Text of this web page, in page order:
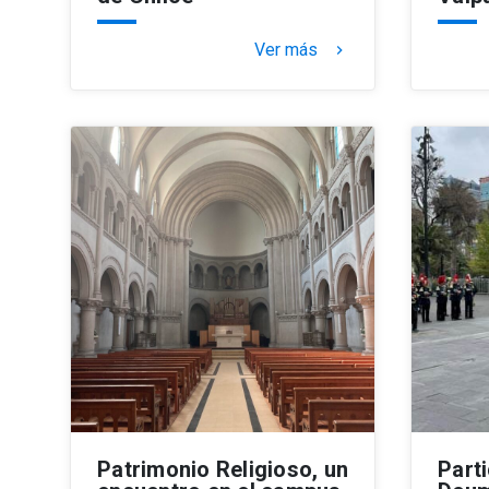
Ver más keyboard_arrow_right
Patrimonio Religioso, un